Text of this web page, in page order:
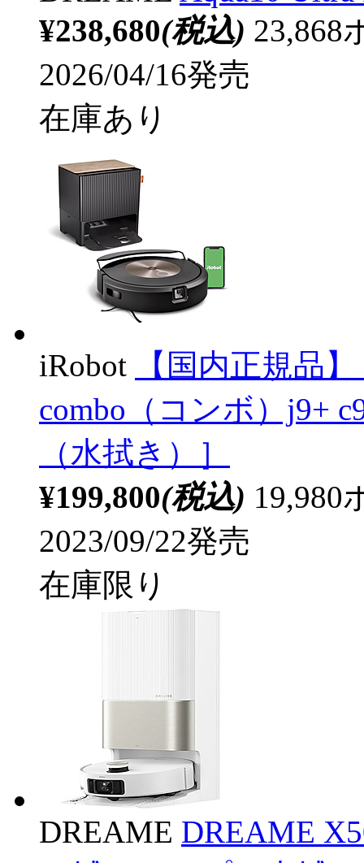
¥238,680(税込) 23,868
2026/04/16発売
在庫あり
iRobot
【国内正規品
combo（コンボ）j9+
（水拭き）］
¥199,800(税込) 19,980
2023/09/22発売
在庫限り
DREAME DREAME